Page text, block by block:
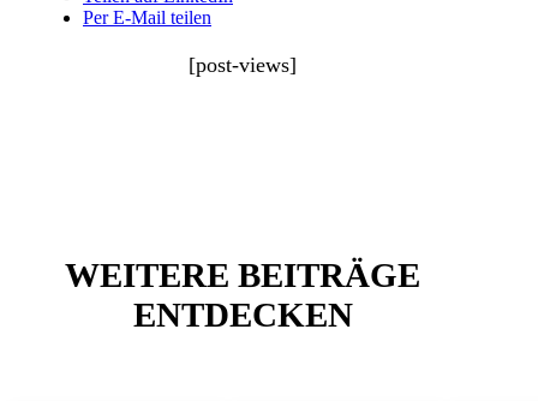
Per E-Mail teilen
[post-views]
WEITERE BEITRÄGE
ENTDECKEN